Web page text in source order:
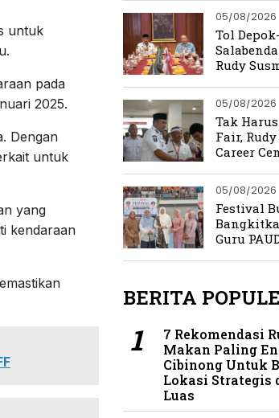
untuk
pada
2025.
Dengan
untuk
yang
kendaraan
Merah
05/08/2026
Tol
Rudy
Magnet
05/08/2026
Tak
Fair,
Career
Hari
05/08/2026
Festival
Guru
BERITA
7 Rekomendasi
Makan Paling
Cibinong Untuk
Lokasi Strategis
Luas